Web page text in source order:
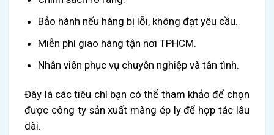
Bảo hành nếu hàng bị lỗi, không đạt yêu cầu.
Miễn phí giao hàng tận nơi TPHCM.
Nhân viên phục vụ chuyên nghiệp và tân tình.
Đây là các tiêu chí bạn có thể tham khảo để chọn
được công ty sản xuất màng ép ly để hợp tác lâu
dài.